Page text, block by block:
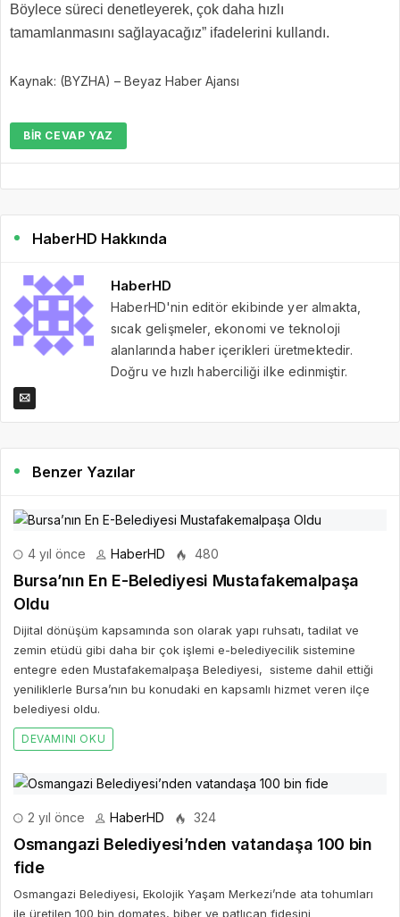
Böylece süreci denetleyerek, çok daha hızlı
tamamlanmasını sağlayacağız” ifadelerini kullandı.
Kaynak: (BYZHA) – Beyaz Haber Ajansı
BIR CEVAP YAZ
HaberHD Hakkında
HaberHD
HaberHD'nin editör ekibinde yer almakta,
sıcak gelişmeler, ekonomi ve teknoloji
alanlarında haber içerikleri üretmektedir.
Doğru ve hızlı haberciliği ilke edinmiştir.
Benzer Yazılar
4 yıl önce HaberHD 480
Bursa’nın En E-Belediyesi Mustafakemalpaşa
Oldu
Dijital dönüşüm kapsamında son olarak yapı ruhsatı, tadilat ve
zemin etüdü gibi daha bir çok işlemi e-belediyecilik sistemine
entegre eden Mustafakemalpaşa Belediyesi, sisteme dahil ettiği
yeniliklerle Bursa’nın bu konudaki en kapsamlı hizmet veren ilçe
belediyesi oldu.
DEVAMINI OKU
2 yıl önce HaberHD 324
Osmangazi Belediyesi’nden vatandaşa 100 bin
fide
Osmangazi Belediyesi, Ekolojik Yaşam Merkezi’nde ata tohumları
ile üretilen 100 bin domates, biber ve patlıcan fidesini